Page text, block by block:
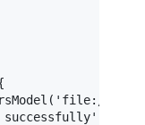
( 'file://./
successfully'